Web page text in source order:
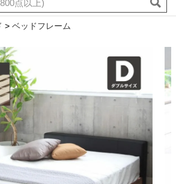
閲覧履歴
で探す
冷感寝具 ウィルトンラ
ベッドフレーム